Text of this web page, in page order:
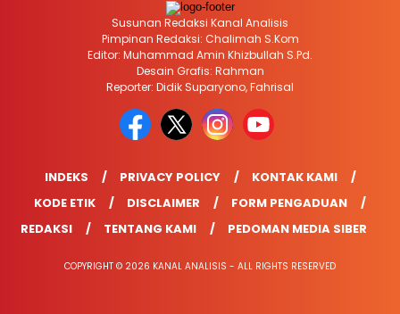
Susunan Redaksi Kanal Analisis
Pimpinan Redaksi: Chalimah S.Kom
Editor: Muhammad Amin Khizbullah S.Pd.
Desain Grafis: Rahman
Reporter: Didik Suparyono, Fahrisal
INDEKS PRIVACY POLICY
KONTAK KAMI
KODE ETIK
DISCLAIMER
FORM PENGADUAN
REDAKSI
TENTANG KAMI PEDOMAN MEDIA SIBER
COPYRIGHT © 2026 KANAL ANALISIS - ALL RIGHTS RESERVED